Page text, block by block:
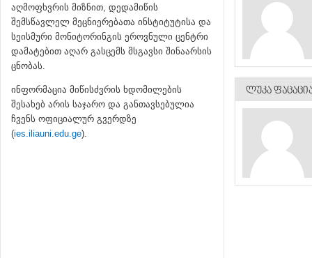
აღმოფხვრის მიზნით, დედამიწის
შემსწავლელ მეცნიერებათა ინსტიტუტისა და
სეისმური მონიტორინგის ეროვნული ცენტრი
დამატებით აღარ გასცემს მსგავსი შინაარსის
ცნობას.
ინფორმაცია მიწისძვრის ხდომილების
შესახებ არის საჯარო და განთავსებულია
ჩვენს ოფიციალურ გვერდზე
(ies.iliauni.edu.ge).
ᲚᲣᲙᲐ